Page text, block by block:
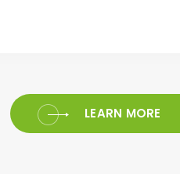
LEARN MORE